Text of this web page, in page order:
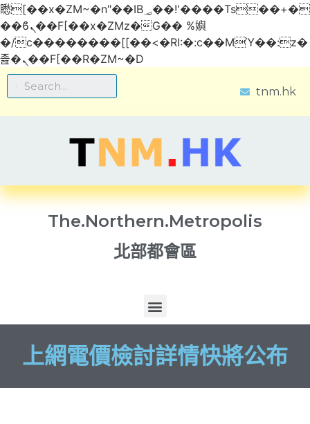
矁[��x�ZM~�n"��IB؃��!'����Тѕ��+��(m��IK�ʭ�/|
��ϐܢ��F[��x�ZMz�G�� %嬩
�/c��������[[��<�RI:�:c��MΎ��:z�
졾�ܢ��F[��R�ZM~�D
tnm.hk
The.Northern.Metropolis
北部都會區
上網電價檢討詳情快將公布